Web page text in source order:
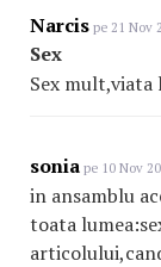
Narcis pe 21 Nov
Sex
Sex mult,viata
sonia pe 10 Nov
in ansamblu
toata